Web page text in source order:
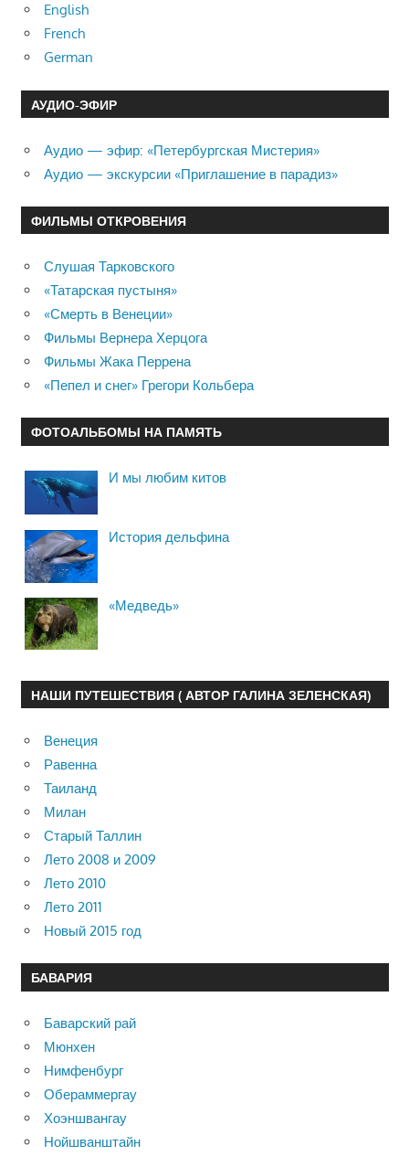
English
French
German
АУДИО-ЭФИР
Аудио — эфир: «Петербургская Мистерия»
Аудио — экскурсии «Приглашение в парадиз»
ФИЛЬМЫ ОТКРОВЕНИЯ
Слушая Тарковского
«Татарская пустыня»
«Смерть в Венеции»
Фильмы Вернера Херцога
Фильмы Жака Перрена
«Пепел и снег» Грегори Кольбера
ФОТОАЛЬБОМЫ НА ПАМЯТЬ
И мы любим китов
История дельфина
«Медведь»
НАШИ ПУТЕШЕСТВИЯ ( АВТОР ГАЛИНА ЗЕЛЕНСКАЯ)
Венеция
Равенна
Таиланд
Милан
Старый Таллин
Лето 2008 и 2009
Лето 2010
Лето 2011
Новый 2015 год
БАВАРИЯ
Баварский рай
Мюнхен
Нимфенбург
Обераммергау
Хоэншвангау
Нойшванштайн